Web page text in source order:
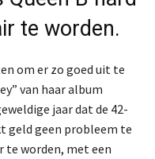
te worden.
om er zo goed uit te
van haar album
jaar dat de 42-
geld geen probleem te
te worden, met een